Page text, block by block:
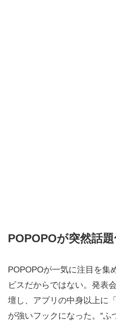
POPOPOが突然話
POPOPOが一気に注目を集
ビスだからではない。発表
壇し、アプリの中身以上に
が強いフックになった。“ふ